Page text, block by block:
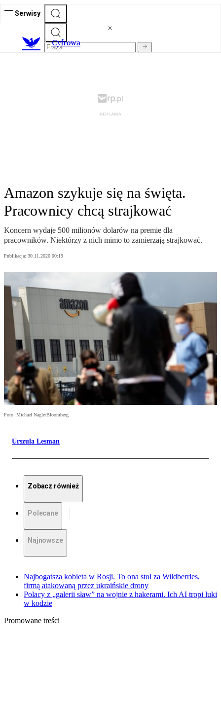
Serwisy
Cyfrowa
Amazon szykuje się na święta.
Pracownicy chcą strajkować
Koncern wydaje 500 milionów dolarów na premie dla
pracowników. Niektórzy z nich mimo to zamierzają strajkować.
Publikacja: 30.11.2020 00:19
Foto: Michael Nagle/Bloomberg
Urszula Lesman
Zobacz również
Polecane
Najnowsze
Najbogatsza kobieta w Rosji. To ona stoi za Wildberries,
firmą atakowaną przez ukraińskie drony
Polacy z „galerii sław” na wojnie z hakerami. Ich AI tropi luki
w kodzie
Promowane treści